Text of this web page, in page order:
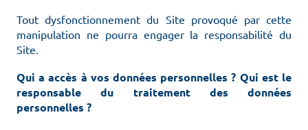
Tout dysfonctionnement du Site provoqué par cette
manipulation ne pourra engager la responsabilité du
Site.
Qui a accès à vos données personnelles ? Qui est le
responsable du traitement des données
personnelles ?